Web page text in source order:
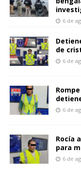
p o g
er
ar
r
6 de
de
6 de
6 de
Rocía
para
6 de